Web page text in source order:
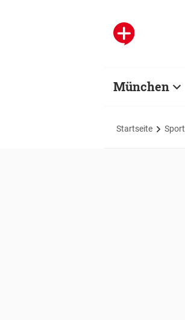
München
Startseite Sport